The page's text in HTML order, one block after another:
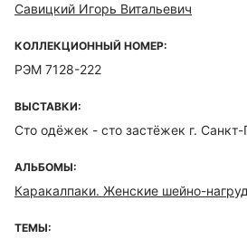
Савицкий Игорь Витальевич
КОЛЛЕКЦИОННЫЙ НОМЕР:
РЭМ 7128-222
ВЫСТАВКИ:
Сто одёжек - сто застёжек г. Санкт-
АЛЬБОМЫ:
Каракалпаки. Женские шейно-
ТЕМЫ: